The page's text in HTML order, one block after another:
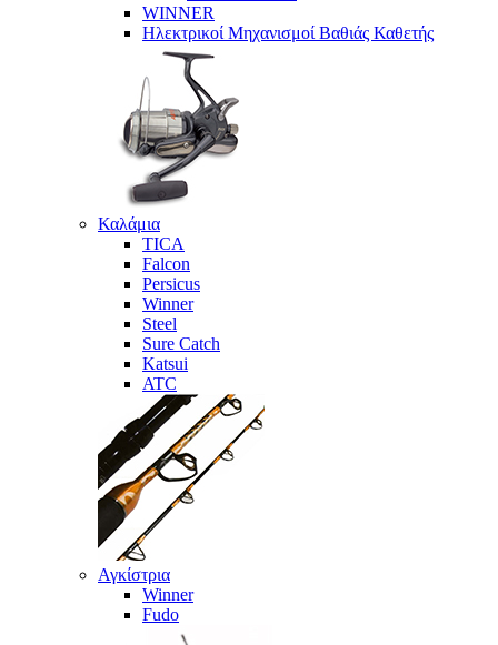
WINNER
Ηλεκτρικοί Μηχανισμοί Βαθιάς Καθετής
Καλάμια
TICA
Falcon
Persicus
Winner
Steel
Sure Catch
Katsui
ATC
Αγκίστρια
Winner
Fudo